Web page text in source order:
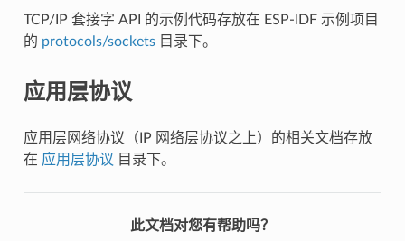
TCP/IP 套接字 API 的示例代码存放在 ESP-IDF 示例项目
的 protocols/sockets目录下。
应用层协议
应用层网络协议（IP 网络层协议之上）的相关文档存放
在 应用层协议 目录下。
此文档对您有帮助吗？